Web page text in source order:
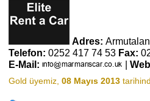
Adres:
Telefon: 0252 417 74 53 Fax:
E-Mail:
|
Gold üyemiz, 08 Mayıs 2013